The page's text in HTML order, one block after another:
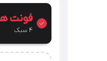
فونت
۴ سبک